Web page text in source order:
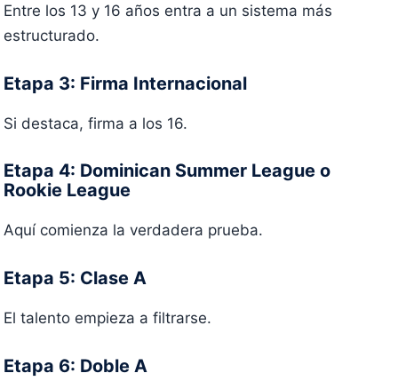
Entre los 13 y 16 años entra a un sistema más
estructurado.
Etapa 3: Firma Internacional
Si destaca, firma a los 16.
Etapa 4: Dominican Summer League o
Rookie League
Aquí comienza la verdadera prueba.
Etapa 5: Clase A
El talento empieza a filtrarse.
Etapa 6: Doble A